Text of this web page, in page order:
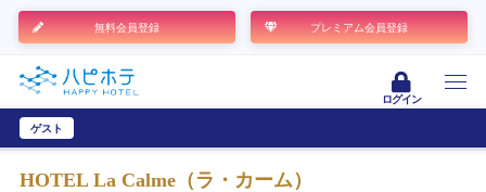
無料会員登録 プレミアム会員登録
ログイン
ゲスト
HOTEL La Calme（ラ・カーム）